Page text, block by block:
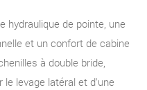
hydraulique de pointe, une
et un confort de cabine
à double bride,
levage latéral et d'une